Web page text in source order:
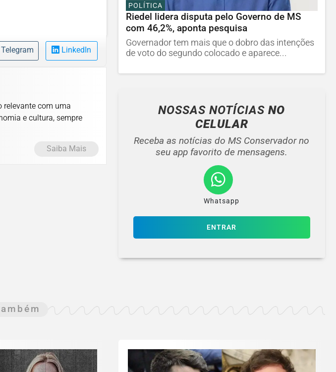
Telegram LinkedIn
relevante com uma
e cultura, sempre
Saiba Mais
POLÍTICA
Riedel lidera disputa pelo Governo de MS
com 46,2%, aponta pesquisa
Governador tem mais que o dobro das intenções
de voto do segundo colocado e aparece...
NOSSAS NOTÍCIASNO
CELULAR
Receba as notícias do MS Conservador no
seu app favorito de mensagens.
Whatsapp
ENTRAR